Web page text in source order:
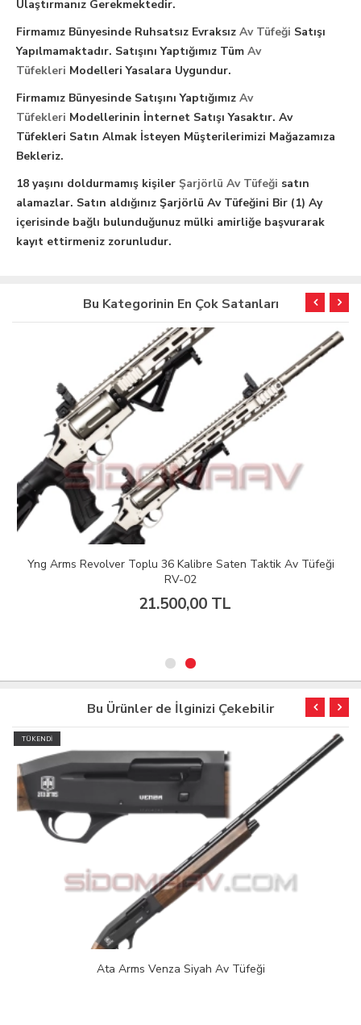
Ulaştırmanız Gerekmektedir.
Firmamız Bünyesinde Ruhsatsız Evraksız Av Tüfeği Satışı
Yapılmamaktadır. Satışını Yaptığımız Tüm Av
Tüfekleri Modelleri Yasalara Uygundur.
Firmamız Bünyesinde Satışını Yaptığımız Av
Tüfekleri Modellerinin İnternet Satışı Yasaktır. Av
Tüfekleri Satın Almak İsteyen Müşterilerimizi Mağazamıza
Bekleriz.
18 yaşını doldurmamış kişiler Şarjörlü Av Tüfeği satın
alamazlar. Satın aldığınız Şarjörlü Av Tüfeğini Bir (1) Ay
içerisinde bağlı bulunduğunuz mülki amirliğe başvurarak
kayıt ettirmeniz zorunludur.
Bu Kategorinin En Çok Satanları
Yng Arms Revolver Toplu 36 Kalibre Saten Taktik Av Tüfeği
RV-02
21.500,00 TL
Bu Ürünler de İlginizi Çekebilir
TÜKENDİ
Ata Arms Venza Siyah Av Tüfeği